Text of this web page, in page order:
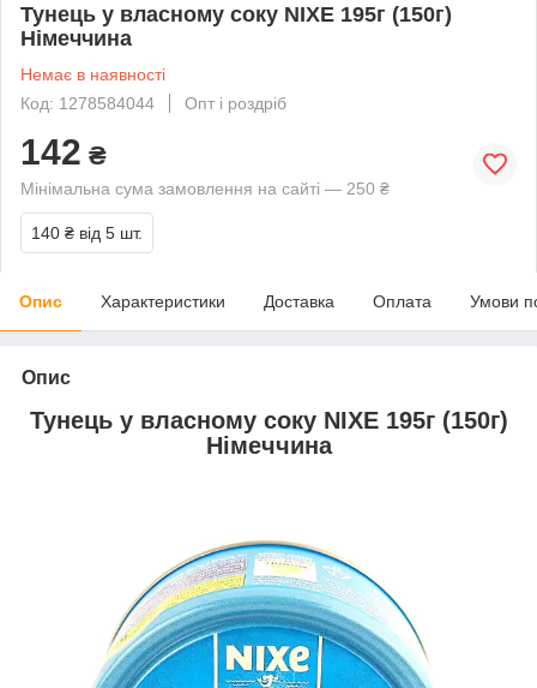
Тунець у власному соку NIXE 195г (150г)
Німеччина
Немає в наявності
Код: 1278584044
Опт і роздріб
142 ₴
Мінімальна сума замовлення на сайті — 250 ₴
140 ₴ від 5 шт.
Опис Характеристики Доставка Оплата Умови
Опис
Тунець у власному соку NIXE 195г (150г)
Німеччина